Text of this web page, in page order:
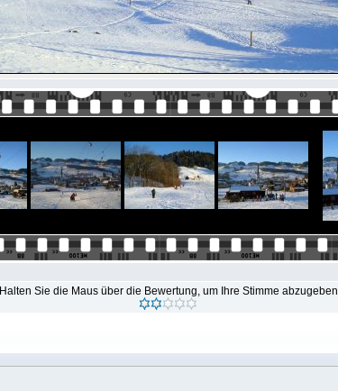
Halten Sie die Maus über die Bewertung, um Ihre Stimme abzugeben